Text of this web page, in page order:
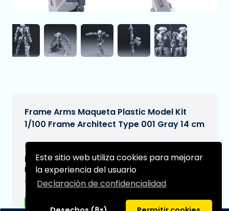
Este sitio web utiliza cookies para mejorar
la experiencia del usuario
Declaración de confidencialidad
Frame Arms Maqueta Plastic Model Kit
1/100 Frame Architect Type 001 Gray 14 cm
€14,95
Fecha de entrega prevista:
N/A
Tipo: